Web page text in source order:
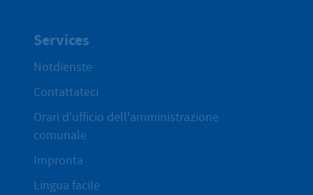
Services
Notdienste
Contattateci
Orari d'ufficio dell'amministrazione
comunale
Impronta
Lingua facile